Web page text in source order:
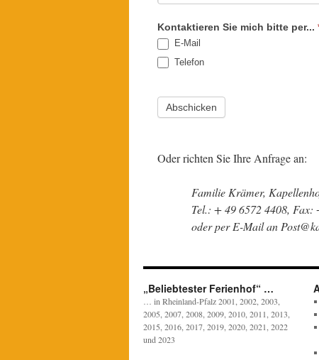
Kontaktieren Sie mich bitte per...
E-Mail
Telefon
Abschicken
Oder richten Sie Ihre Anfrage an:
Familie Krämer,
Tel.: + 49 6572 4408, Fax:
oder per E-Mail an
„Beliebtester Ferienhof“ …
… in Rheinland-Pfalz 2001, 2002, 2003,
2005, 2007, 2008, 2009, 2010, 2011, 2013,
2015, 2016, 2017, 2019, 2020, 2021, 2022
und 2023